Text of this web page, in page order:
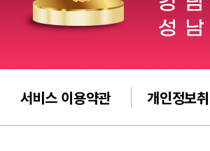
서비스 이용약관 개인정보